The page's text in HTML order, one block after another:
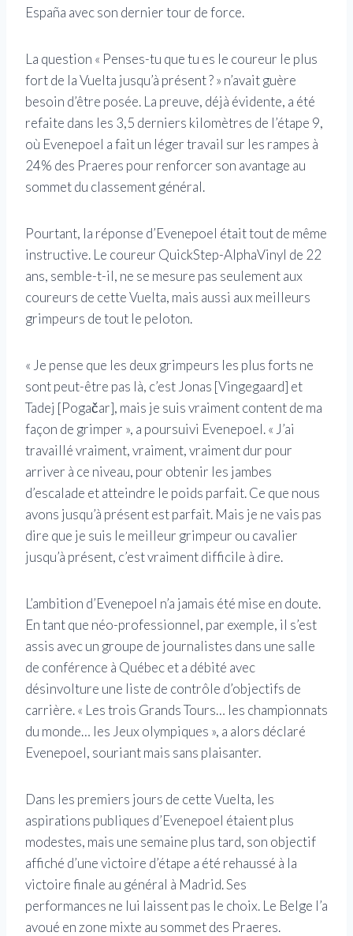
España avec son dernier tour de force.
La question « Penses-tu que tu es le coureur le plus
fort de la Vuelta jusqu’à présent ? » n’avait guère
besoin d’être posée. La preuve, déjà évidente, a été
refaite dans les 3,5 derniers kilomètres de l’étape 9,
où Evenepoel a fait un léger travail sur les rampes à
24% des Praeres pour renforcer son avantage au
sommet du classement général.
Pourtant, la réponse d’Evenepoel était tout de même
instructive. Le coureur QuickStep-AlphaVinyl de 22
ans, semble-t-il, ne se mesure pas seulement aux
coureurs de cette Vuelta, mais aussi aux meilleurs
grimpeurs de tout le peloton.
« Je pense que les deux grimpeurs les plus forts ne
sont peut-être pas là, c’est Jonas [Vingegaard] et
Tadej [Pogačar], mais je suis vraiment content de ma
façon de grimper », a poursuivi Evenepoel. « J’ai
travaillé vraiment, vraiment, vraiment dur pour
arriver à ce niveau, pour obtenir les jambes
d’escalade et atteindre le poids parfait. Ce que nous
avons jusqu’à présent est parfait. Mais je ne vais pas
dire que je suis le meilleur grimpeur ou cavalier
jusqu’à présent, c’est vraiment difficile à dire.
L’ambition d’Evenepoel n’a jamais été mise en doute.
En tant que néo-professionnel, par exemple, il s’est
assis avec un groupe de journalistes dans une salle
de conférence à Québec et a débité avec
désinvolture une liste de contrôle d’objectifs de
carrière. « Les trois Grands Tours… les championnats
du monde… les Jeux olympiques », a alors déclaré
Evenepoel, souriant mais sans plaisanter.
Dans les premiers jours de cette Vuelta, les
aspirations publiques d’Evenepoel étaient plus
modestes, mais une semaine plus tard, son objectif
affiché d’une victoire d’étape a été rehaussé à la
victoire finale au général à Madrid. Ses
performances ne lui laissent pas le choix. Le Belge l’a
avoué en zone mixte au sommet des Praeres.